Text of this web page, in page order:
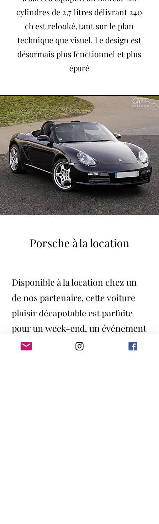
cylindres de 2,7 litres délivrant 240
ch est relooké, tant sur le plan
technique que visuel. Le design est
désormais plus fonctionnel et plus
épuré
Porsche à la location
Disponible à la location chez un
de nos partenaire, cette voiture
plaisir décapotable est parfaite
pour un week-end, un événement
ou une escapade sportive.